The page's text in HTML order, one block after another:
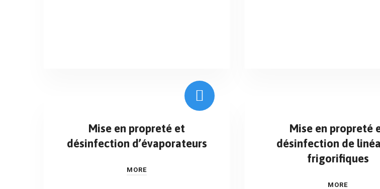
Mise en propreté et
désinfection d’évaporateurs
MORE
Mise en propreté
désinfection de
frigorifiques
MORE